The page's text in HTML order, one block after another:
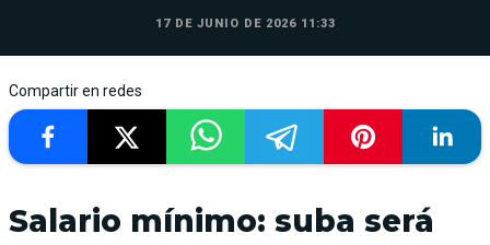
17 DE JUNIO DE 2026 11:33
Compartir en redes
Salario mínimo: suba será